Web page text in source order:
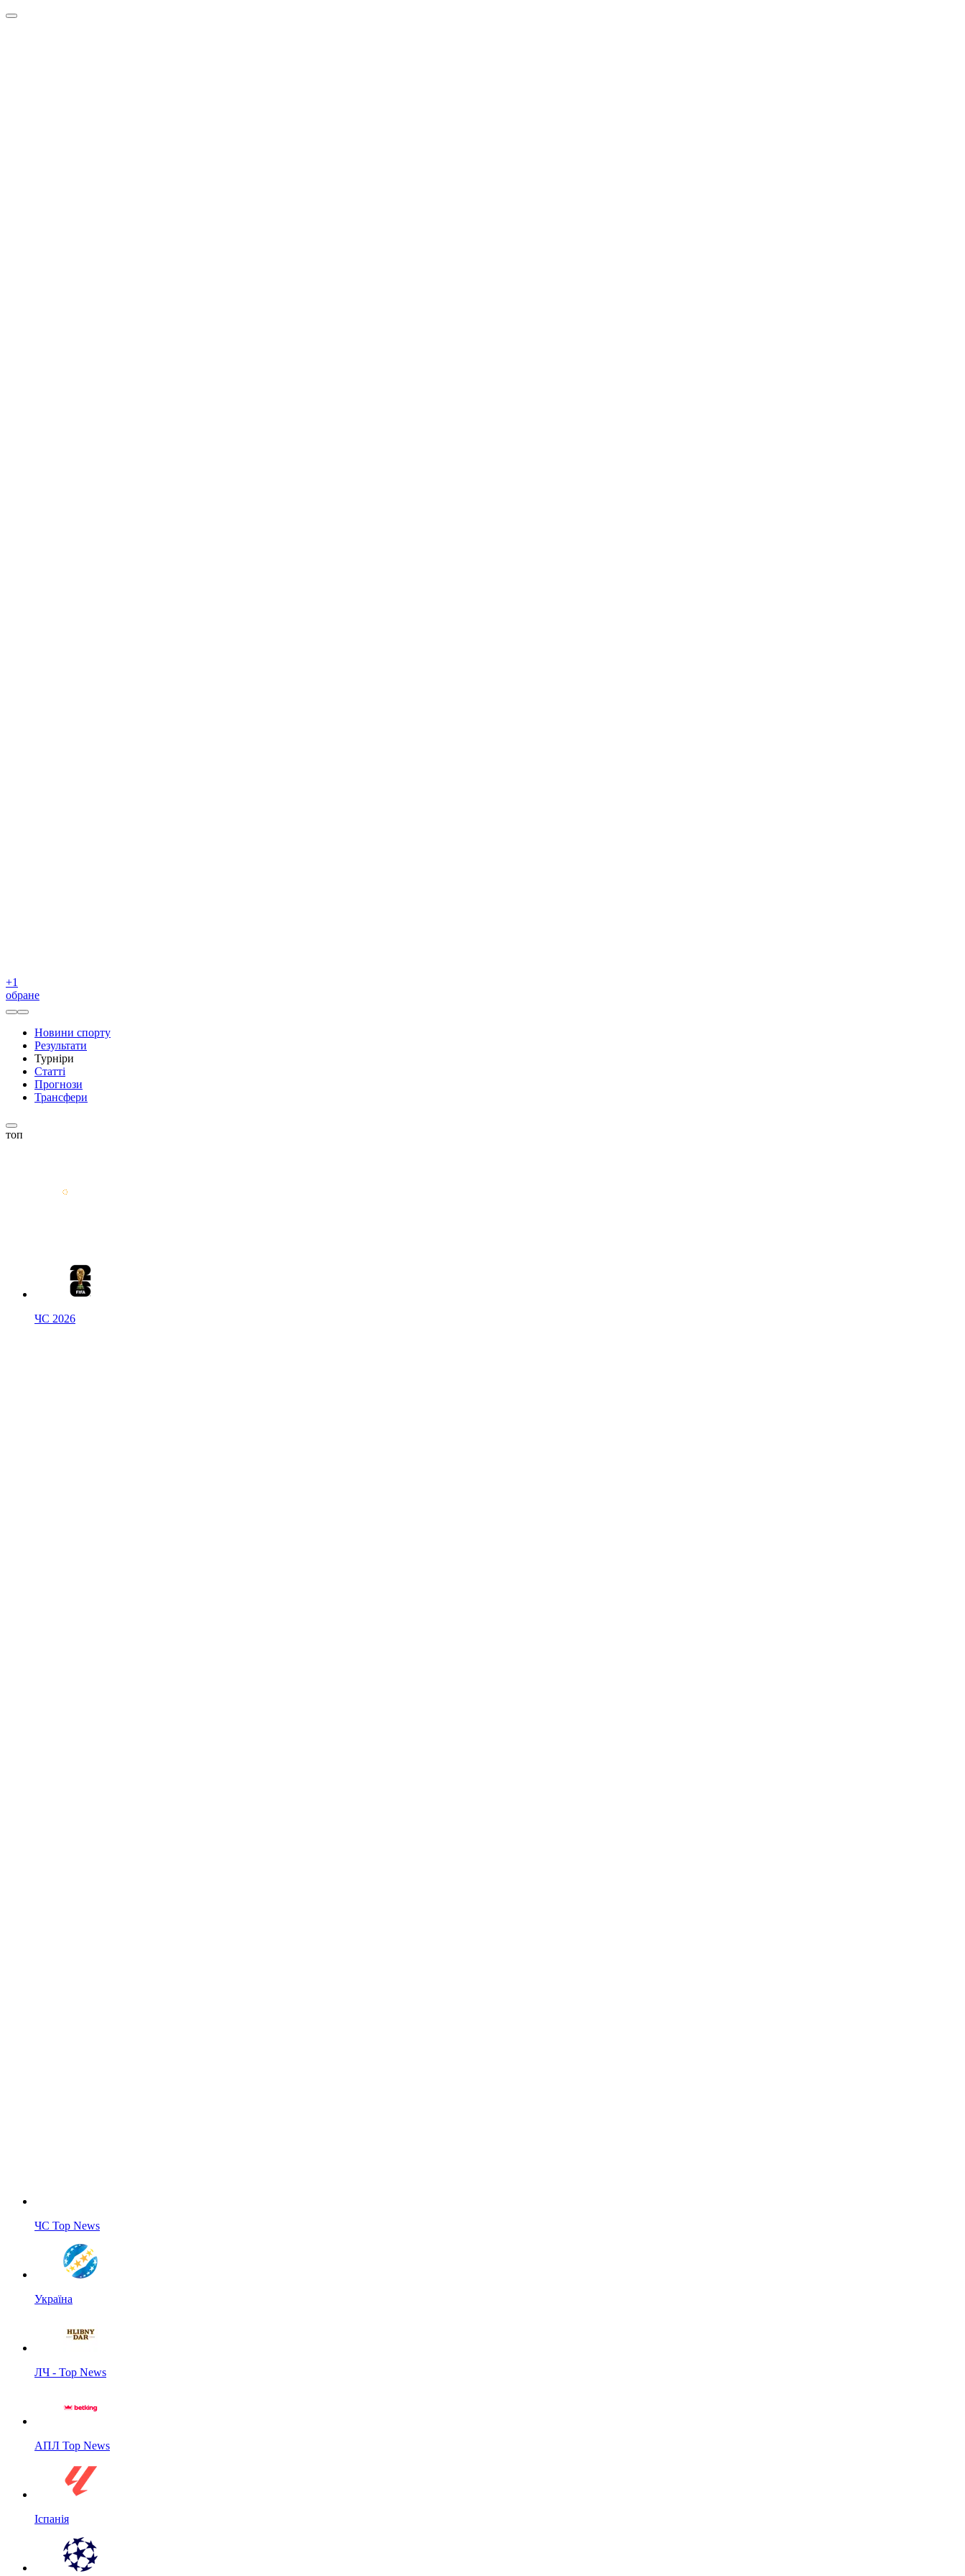
+1
обране
Новини спорту
Результати
Турніри
Статті
Прогнози
Трансфери
топ
ЧС 2026
ЧС Top News
Україна
ЛЧ - Top News
АПЛ Top News
Іспанія